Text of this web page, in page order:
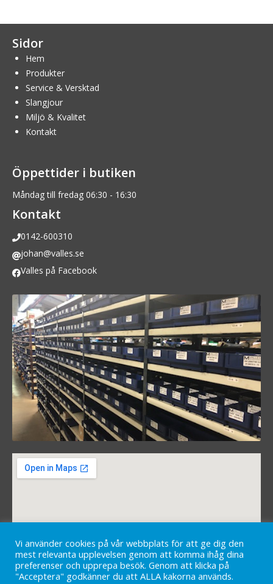
Sidor
Hem
Produkter
Service & Versktad
Slangjour
Miljö & Kvalitet
Kontakt
Öppettider i butiken
Måndag till fredag 06:30 - 16:30
Kontakt
0142-600310
johan@valles.se
Valles på Facebook
Vi använder cookies på vår webbplats för att ge dig den
mest relevanta upplevelsen genom att komma ihåg dina
preferenser och upprepa besök. Genom att klicka på
"Acceptera" godkänner du att ALLA kakorna används.